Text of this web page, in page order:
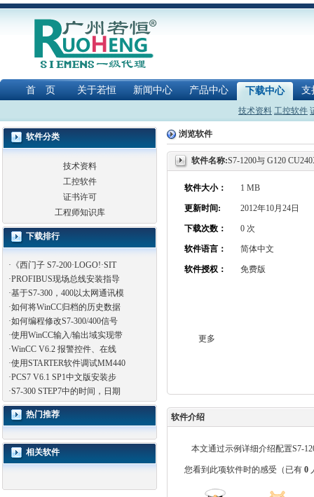
首 页 关于若恒 新闻中心 产品中心 下载中心 支
技术资料 工控软件
软件分类
技术资料
工控软件
证书许可
工程师知识库
下载排行
· 《西门子 S7-200·LOGO!·SIT
·PROFIBUS现场总线安装指导
·基于S7-300，400以太网通讯模
·如何将WinCC归档的历史数据
·如何编程修改S7-300/400信号
·使用WinCC输入/输出域实现带
·WinCC V6.2 报警控件、在线
·使用STARTER软件调试MM440
·PCS7 V6.1 SP1中文版安装步
·S7-300 STEP7中的时间，日期
热门推荐
相关软件
浏览软件
软件名称:S7-1200与 G120
软件大小： 1 MB
更新时间: 2012年10月24日
下载次数： 0 次
软件语言： 简体中文
软件授权： 免费版
更多
软件介绍
本文通过示例详细介绍配置S7-
您看到此项软件时的感受 （已有 0